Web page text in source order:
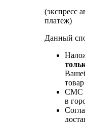
(экспресс
платеж)
Данный
СМС
в